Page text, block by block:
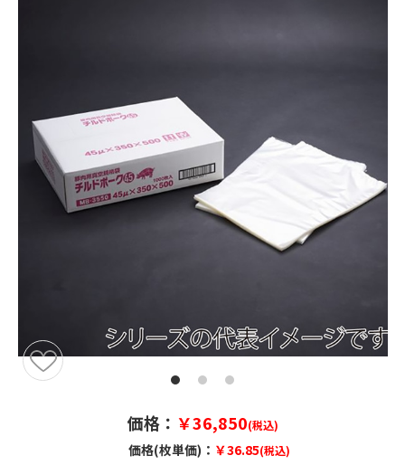
価格： ￥36,850(税込)
価格(枚単価)： ￥36.85(税込)